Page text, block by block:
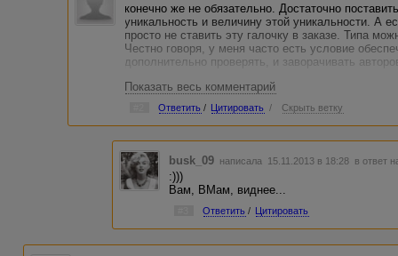
конечно же не обязательно. Достаточно
уникальность и величину этой уникальности. А
просто не ставить эту галочку в заказе. Типа
Честно говоря, у меня часто есть условие
дополнительно проверять, и заворачивать
Показать весь комментарий
Ответить / Цитировать / Скрыть ветку
busk_09 написала 15.11.2013 в 18:28 в ответ
:)))
Вам, ВМам, виднее...
Ответить / Цитировать